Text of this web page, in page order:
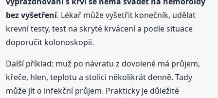
bez vyšetření. Lékař může vyšetřit konečník, udělat
krevní testy, test na skryté krvácení a podle situace
doporučit kolonoskopii.
Další příklad: muž po návratu z dovolené má průjem,
křeče, hlen, teplotu a stolici několikrát denně. Tady
může jít o infekční průjem. Prakticky je důležité